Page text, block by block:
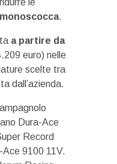
le
.
a partire da
euro) nelle
scelte tra
dall’azienda.
Dura-Ace
Record
Ace 9100 11V.